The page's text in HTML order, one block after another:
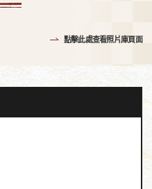
點擊此處查看照片庫頁面